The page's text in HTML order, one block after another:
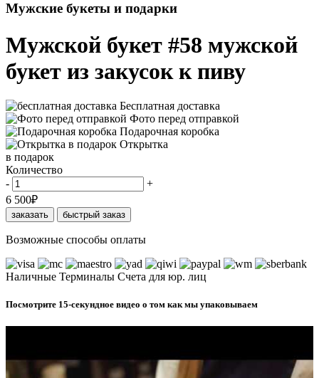
Мужские букеты и подарки
Мужской букет #58 мужской
букет из закусок к пиву
Бесплатная доставка
Фото перед отправкой
Подарочная коробка
Открытка
в подарок
Количество
-
+
6 500₽
заказать быстрый заказ
Возможные способы оплаты
Наличные Терминалы Счета для юр. лиц
Посмотрите 15-секундное видео о том как мы упаковываем